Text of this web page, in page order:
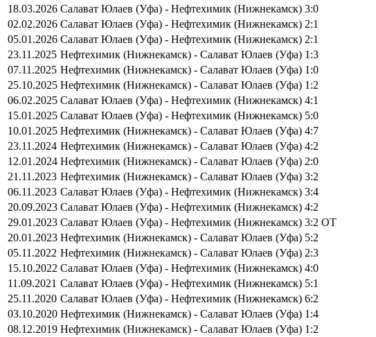
18.03.2026 Салават Юлаев (Уфа) - Нефтехимик (Нижнекамск) 3:0
02.02.2026 Салават Юлаев (Уфа) - Нефтехимик (Нижнекамск) 2:1
05.01.2026 Салават Юлаев (Уфа) - Нефтехимик (Нижнекамск) 2:1
23.11.2025 Нефтехимик (Нижнекамск) - Салават Юлаев (Уфа) 1:3
07.11.2025 Нефтехимик (Нижнекамск) - Салават Юлаев (Уфа) 1:0
25.10.2025 Нефтехимик (Нижнекамск) - Салават Юлаев (Уфа) 1:2
06.02.2025 Салават Юлаев (Уфа) - Нефтехимик (Нижнекамск) 4:1
15.01.2025 Салават Юлаев (Уфа) - Нефтехимик (Нижнекамск) 5:0
10.01.2025 Нефтехимик (Нижнекамск) - Салават Юлаев (Уфа) 4:7
23.11.2024 Нефтехимик (Нижнекамск) - Салават Юлаев (Уфа) 4:2
12.01.2024 Нефтехимик (Нижнекамск) - Салават Юлаев (Уфа) 2:0
21.11.2023 Нефтехимик (Нижнекамск) - Салават Юлаев (Уфа) 3:2
06.11.2023 Салават Юлаев (Уфа) - Нефтехимик (Нижнекамск) 3:4
20.09.2023 Салават Юлаев (Уфа) - Нефтехимик (Нижнекамск) 4:2
29.01.2023 Салават Юлаев (Уфа) - Нефтехимик (Нижнекамск) 3:2 OT
20.01.2023 Нефтехимик (Нижнекамск) - Салават Юлаев (Уфа) 5:2
05.11.2022 Нефтехимик (Нижнекамск) - Салават Юлаев (Уфа) 2:3
15.10.2022 Салават Юлаев (Уфа) - Нефтехимик (Нижнекамск) 4:0
11.09.2021 Салават Юлаев (Уфа) - Нефтехимик (Нижнекамск) 5:1
25.11.2020 Салават Юлаев (Уфа) - Нефтехимик (Нижнекамск) 6:2
03.10.2020 Нефтехимик (Нижнекамск) - Салават Юлаев (Уфа) 1:4
08.12.2019 Нефтехимик (Нижнекамск) - Салават Юлаев (Уфа) 1:2